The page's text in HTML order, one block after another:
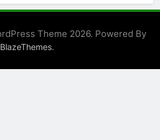
Theme 2026. Powered By
BlazeThemes.